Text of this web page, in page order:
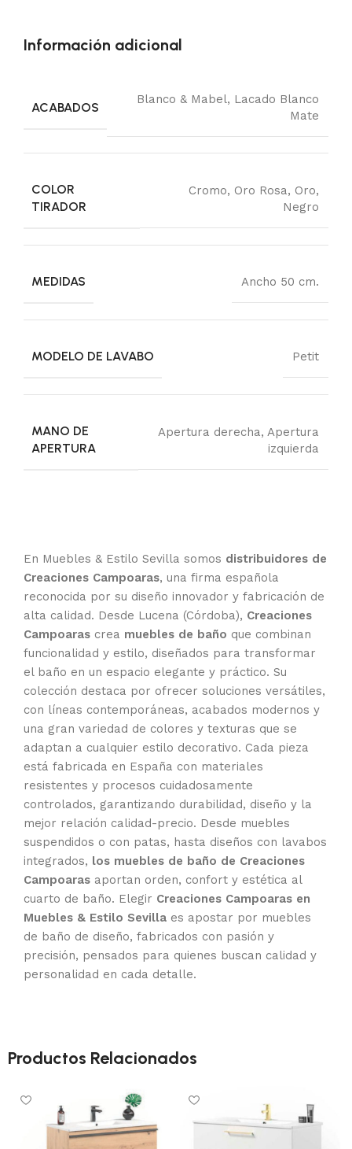
Información adicional
ACABADOS
Blanco & Mabel, Lacado Blanco
Mate
COLOR
TIRADOR
Cromo, Oro Rosa, Oro,
Negro
MEDIDAS Ancho 50 cm.
MODELO DE LAVABO Petit
MANO DE
APERTURA
Apertura derecha, Apertura
izquierda
En Muebles & Estilo Sevilla somos distribuidores de
Creaciones Campoaras, una firma española
reconocida por su diseño innovador y fabricación de
alta calidad. Desde Lucena (Córdoba), Creaciones
Campoaras crea muebles de baño que combinan
funcionalidad y estilo, diseñados para transformar
el baño en un espacio elegante y práctico. Su
colección destaca por ofrecer soluciones versátiles,
con líneas contemporáneas, acabados modernos y
una gran variedad de colores y texturas que se
adaptan a cualquier estilo decorativo. Cada pieza
está fabricada en España con materiales
resistentes y procesos cuidadosamente
controlados, garantizando durabilidad, diseño y la
mejor relación calidad-precio. Desde muebles
suspendidos o con patas, hasta diseños con lavabos
integrados, los muebles de baño de Creaciones
Campoaras aportan orden, confort y estética al
cuarto de baño. Elegir Creaciones Campoaras en
Muebles & Estilo Sevilla es apostar por muebles
de baño de diseño, fabricados con pasión y
precisión, pensados para quienes buscan calidad y
personalidad en cada detalle.
Productos Relacionados